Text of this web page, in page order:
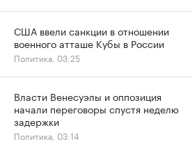
США ввели санкции в отношении
военного атташе Кубы в России
Политика, 03:25
Власти Венесуэлы и оппозиция
начали переговоры спустя неделю
задержки
Политика, 03:14